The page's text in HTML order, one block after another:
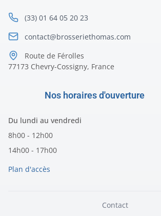
(33) 01 64 05 20 23
contact@brosseriethomas.com
Route de Férolles
77173 Chevry-Cossigny, France
Nos horaires d'ouverture
Du lundi au vendredi
8h00 - 12h00
14h00 - 17h00
Plan d'accès
Contact